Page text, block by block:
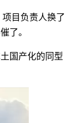
目负责人换了
了。
国产化的同型